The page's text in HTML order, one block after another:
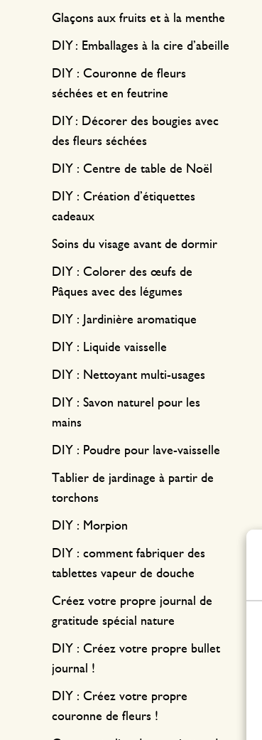
Glaçons aux fruits et à la menthe
DIY : Emballages à la cire d’abeille
DIY : Couronne de fleurs
séchées et en feutrine
DIY : Décorer des bougies avec
des fleurs séchées
DIY : Centre de table de Noël
DIY : Création d’étiquettes
cadeaux
Soins du visage avant de dormir
DIY : Colorer des œufs de
Pâques avec des légumes
DIY : Jardinière aromatique
DIY : Liquide vaisselle
DIY : Nettoyant multi-usages
DIY : Savon naturel pour les
mains
DIY : Poudre pour lave-vaisselle
Tablier de jardinage à partir de
torchons
DIY : Morpion
DIY : comment fabriquer des
tablettes vapeur de douche
Créez votre propre journal de
gratitude spécial nature
DIY : Créez votre propre bullet
journal !
DIY : Créez votre propre
couronne de fleurs !